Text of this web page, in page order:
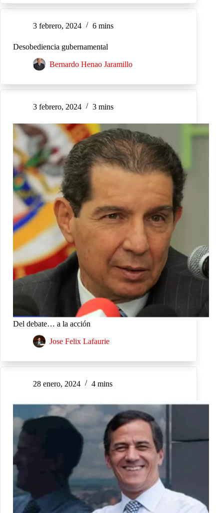
3 febrero, 2024 6 mins
Desobediencia gubernamental
Bernardo Henao Jaramillo
3 febrero, 2024 3 mins
Del debate… a la acción
Jose Felix Lafaurie
28 enero, 2024 4 mins